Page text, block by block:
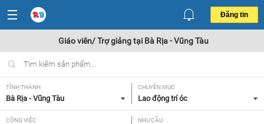
Đăng tin
Giáo viên/ Trợ giảng tại Bà Rịa - Vũng Tàu
TỈNH THÀNH
Bà Rịa - Vũng Tàu
CHUYÊN MỤC
Lao động trí óc
CÔNG VIỆC NHU CẦU